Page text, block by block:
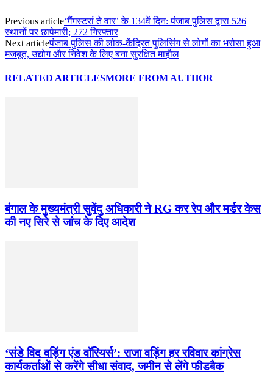
Previous article‘गैंगस्टरां ते वार’ के 134वें दिन: पंजाब पुलिस द्वारा 526
स्थानों पर छापेमारी; 272 गिरफ्तार
Next articleपंजाब पुलिस की लोक-केंद्रित पुलिसिंग से लोगों का भरोसा हुआ
मजबूत, उद्योग और निवेश के लिए बना सुरक्षित माहौल
RELATED ARTICLESMORE FROM AUTHOR
बंगाल के मुख्यमंत्री सुवेंदु अधिकारी ने RG कर रेप और मर्डर केस
की नए सिरे से जांच के दिए आदेश
‘संडे विद वड़िंग एंड वॉरियर्स’: राजा वड़िंग हर रविवार कांग्रेस
कार्यकर्ताओं से करेंगे सीधा संवाद, जमीन से लेंगे फीडबैक